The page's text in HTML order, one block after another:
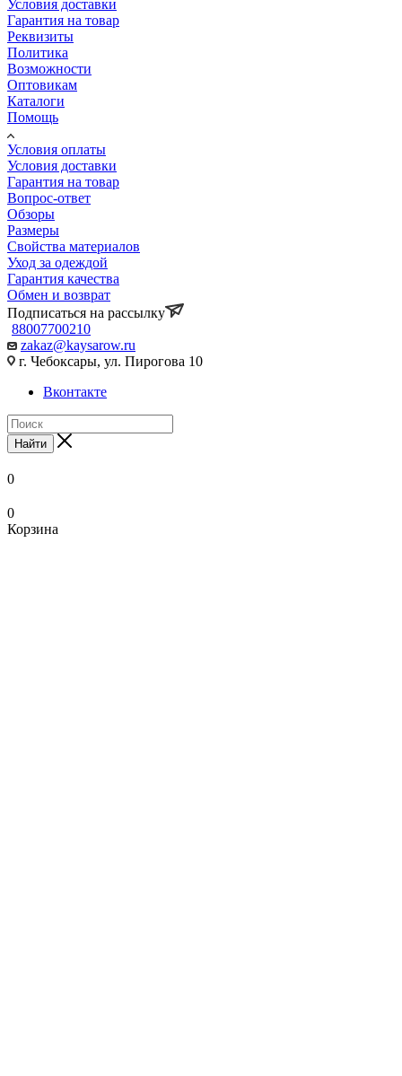
Условия доставки
Гарантия на товар
Реквизиты
Политика
Возможности
Оптовикам
Каталоги
Помощь
Условия оплаты
Условия доставки
Гарантия на товар
Вопрос-ответ
Обзоры
Размеры
Свойства материалов
Уход за одеждой
Гарантия качества
Обмен и возврат
Подписаться на рассылку
88007700210
zakaz@kaysarow.ru
г. Чебоксары, ул. Пирогова 10
Вконтакте
Найти
0
0
Корзина